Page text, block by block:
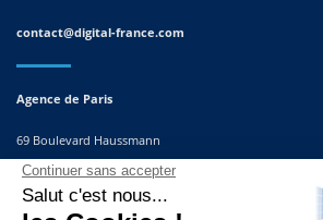
contact@digital-france.com
Agence de Paris
69 Boulevard Haussmann
75008, Paris
France